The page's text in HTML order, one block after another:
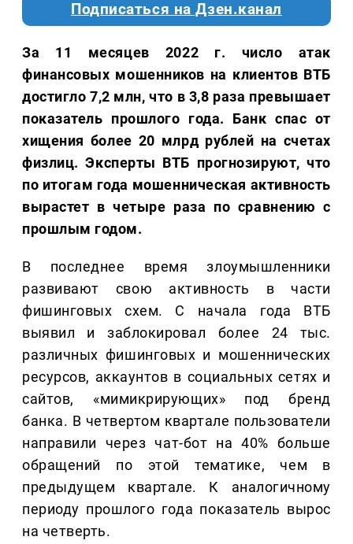
Подписаться на Дзен.канал
За 11 месяцев 2022 г. число атак
финансовых мошенников на клиентов ВТБ
достигло 7,2 млн, что в 3,8 раза превышает
показатель прошлого года. Банк спас от
хищения более 20 млрд рублей на счетах
физлиц. Эксперты ВТБ прогнозируют, что
по итогам года мошенническая активность
вырастет в четыре раза по сравнению с
прошлым годом.
В последнее время злоумышленники
развивают свою активность в части
фишинговых схем. С начала года ВТБ
выявил и заблокировал более 24 тыс.
различных фишинговых и мошеннических
ресурсов, аккаунтов в социальных сетях и
сайтов, «мимикрирующих» под бренд
банка. В четвертом квартале пользователи
направили через чат-бот на 40% больше
обращений по этой тематике, чем в
предыдущем квартале. К аналогичному
периоду прошлого года показатель вырос
на четверть.